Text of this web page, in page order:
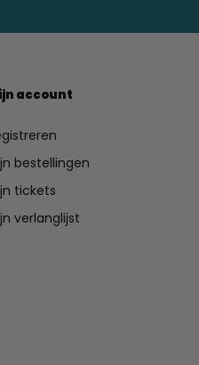
account
bestellingen
tickets
verlanglijst